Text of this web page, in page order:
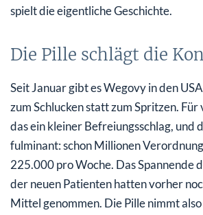
spielt die eigentliche Geschichte.
Die Pille schlägt die
Seit Januar gibt es Wegovy in den
zum Schlucken statt zum Spritzen.
das ein kleiner Befreiungsschlag, und
fulminant: schon Millionen
225.000 pro Woche. Das Spannende
der neuen Patienten hatten vorher
Mittel genommen. Die Pille nimmt